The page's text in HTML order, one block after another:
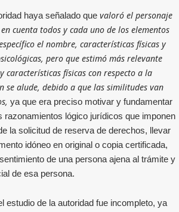
haya señalado que valoró el personaje
cuenta todos y cada uno de los elementos
el nombre, características físicas y
pero que estimó más relevante
características físicas con respecto a la
se alude, debido a que las similitudes van
ya que era preciso motivar y fundamentar
razonamientos lógico jurídicos que imponen
la solicitud de reserva de derechos, llevar
idóneo en original o copia certificada,
de una persona ajena al trámite y
de esa persona.
estudio de la autoridad fue incompleto, ya